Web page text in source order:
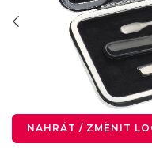
NAHRÁT / ZMĚNIT